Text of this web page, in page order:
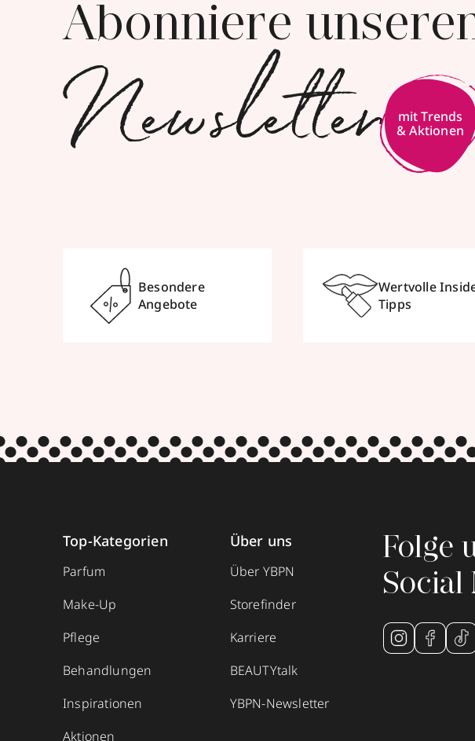
Abonniere
Newsletter
mit Trends
& Aktionen
Besondere
Angebote
Wertvolle
Tipps
Top-Kategorien
Parfum
Make-Up
Pflege
Behandlungen
Inspirationen
Aktionen
Über uns
Über YBPN
Storefinder
Karriere
BEAUTYtalk
YBPN-Newsletter
Folge
Social